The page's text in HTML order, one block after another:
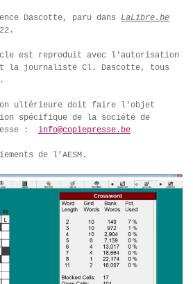
Dascotte, paru dans LaLibre.be
est reproduit avec l'autorisation
et la journaliste Cl. Dascotte, tous
ultérieure doit faire l'objet
spécifique de la société de
: info@copiepresse.be
de l’AESM.